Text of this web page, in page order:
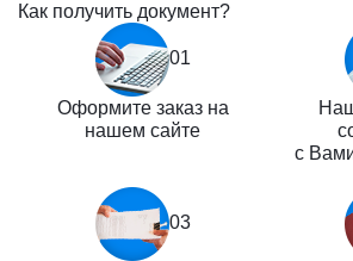
Как получить документ?
01
Оформите заказ на
нашем сайте
с
03